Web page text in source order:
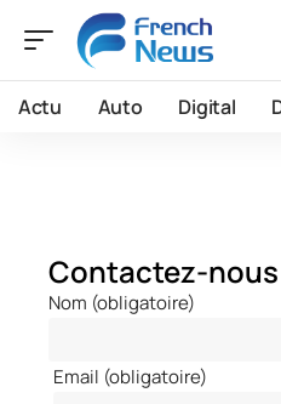
Actu Auto Digital
Contactez-nous
Nom (obligatoire)
Email (obligatoire)